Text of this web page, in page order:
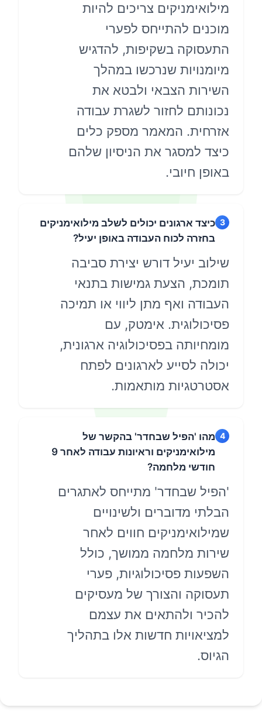
צריכים להיות
להתייחס לפערי
בשקיפות, להדגיש
שנרכשו במהלך
הצבאי ולבטא את
לחזור לשגרת עבודה
המאמר מספק כלים
למסגר את הניסיון שלהם
חיובי.
כיצד ארגונים יכולים לשלב מילואימניקים
בחזרה לכוח העבודה באופן יעיל?
יעיל דורש יצירת סביבה
הצעת גמישות בתנאי
ואף מתן ליווי או תמיכה
אימטק, עם
בפסיכולוגיה ארגונית,
לסייע לארגונים לפתח
מותאמות.
מהו 'הפיל שבחדר' בהקשר של
מילואימניקים וראיונות עבודה לאחר 9
חודשי מלחמה?
שבחדר' מתייחס לאתגרים
מדוברים ולשינויים
חווים לאחר
מלחמה ממושך, כולל
פסיכולוגיות, פערי
והצורך של מעסיקים
ולהתאים את עצמם
חדשות אלו בתהליך